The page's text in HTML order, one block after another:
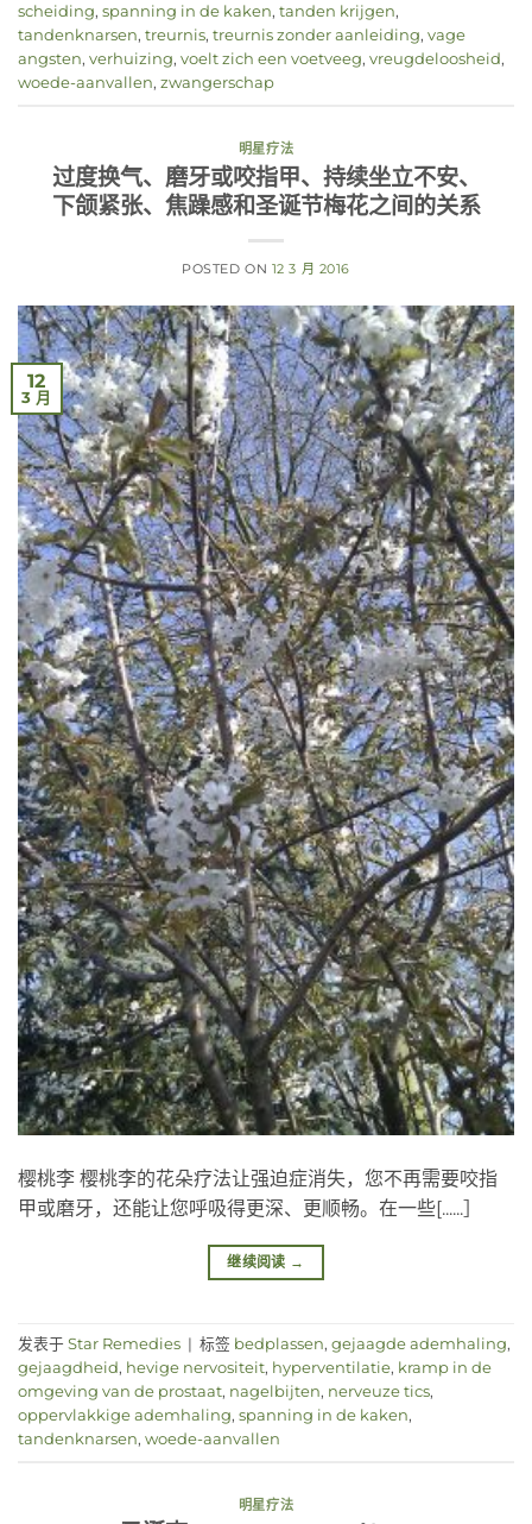
scheiding, spanning in de kaken, tanden krijgen,
tandenknarsen, treurnis, treurnis zonder aanleiding, vage
angsten, verhuizing, voelt zich een voetveeg, vreugdeloosheid,
woede-aanvallen, zwangerschap
明星疗法
过度换气、磨牙或咬指甲、持续坐立不安、
下颌紧张、焦躁感和圣诞节梅花之间的关系
POSTED ON 12 3 月 2016
12
3 月
樱桃李 樱桃李的花朵疗法让强迫症消失，您不再需要咬指
甲或磨牙，还能让您呼吸得更深、更顺畅。在一些[......］
继续阅读 →
发表于 Star Remedies | 标签 bedplassen, gejaagde ademhaling,
gejaagdheid, hevige nervositeit, hyperventilatie, kramp in de
omgeving van de prostaat, nagelbijten, nerveuze tics,
oppervlakkige ademhaling, spanning in de kaken,
tandenknarsen, woede-aanvallen
明星疗法